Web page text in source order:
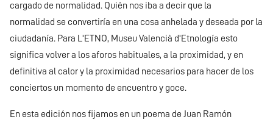
cargado de normalidad. Quién nos iba a decir que la
normalidad se convertiría en una cosa anhelada y deseada por la
ciudadanía. Para L'ETNO, Museu Valencià d'Etnología esto
significa volver a los aforos habituales, a la proximidad, y en
definitiva al calor y la proximidad necesarios para hacer de los
conciertos un momento de encuentro y goce.
En esta edición nos fijamos en un poema de Juan Ramón